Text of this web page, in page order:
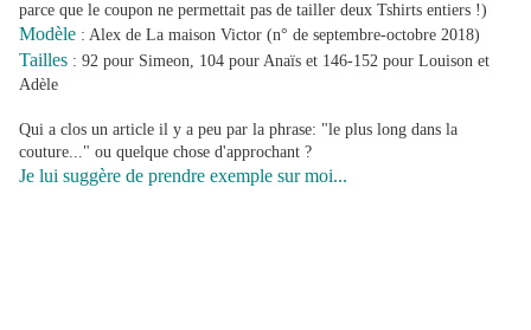
parce que le coupon ne permettait pas de tailler deux Tshirts entiers !)
Modèle : Alex de La maison Victor (n° de septembre-octobre 2018)
Tailles : 92 pour Simeon, 104 pour Anaïs et 146-152 pour Louison et
Adèle
Qui a clos un article il y a peu par la phrase: "le plus long dans la
couture..." ou quelque chose d'approchant ?
Je lui suggère de prendre exemple sur moi...